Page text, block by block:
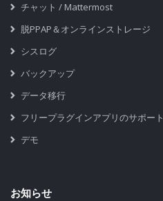
チャット / Mattermost
脱PPAP＆オンラインストレージ
シスログ
バックアップ
データ移行
フリープラグインアプリのサポート
デモ
お知らせ